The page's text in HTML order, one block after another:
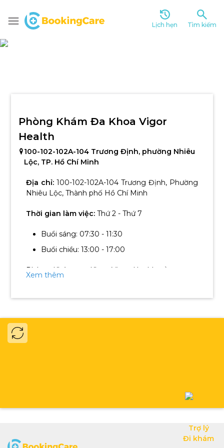
Lịch hẹn Tìm kiếm
Phòng Khám Đa Khoa Vigor
Health
100-102-102A-104 Trương Định, phường Nhiêu
Lộc, TP. Hồ Chí Minh
Địa chỉ: 100-102-102A-104 Trương Định, Phường
Nhiêu Lộc, Thành phố Hồ Chí Minh
Thời gian làm việc: Thứ 2 - Thứ 7
Buổi sáng: 07:30 - 11:30
Buổi chiều: 13:00 - 17:00
Phòng Khám Đa Khoa Vigor Health nằm trong
top 6 phòng khám đạt chuẩn chất lượng trong
thang điểm 4.13/5.00.
Phòng Khám Đa Khoa Vigor Health được thành
trong việc chăm sóc, thăm khám sức khỏe và
như Bệnh viện Chợ Rẫy, Bệnh viện Đại học Y
Dược, Bệnh viện Từ Dũ, Bệnh viện Hùng
Xem thêm
Trợ lý
Đi khám